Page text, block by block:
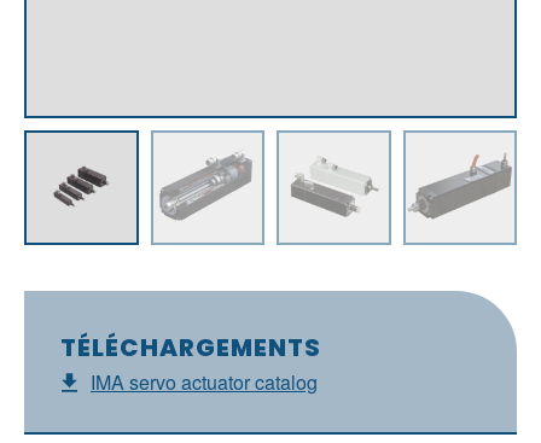
TÉLÉCHARGEMENTS
IMA servo actuator catalog